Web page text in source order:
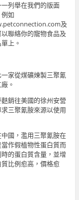
列舉在我們的版面
如
及
聯絡你的寵物食品及
上。
家從煤礦煉製三聚氰
。
銷往美國的徐州安營
三聚氰胺來源以使用
國，濫用三聚氰胺在
作假植物性蛋白質而
的蛋白質含量，並增
比例愈高，價格愈